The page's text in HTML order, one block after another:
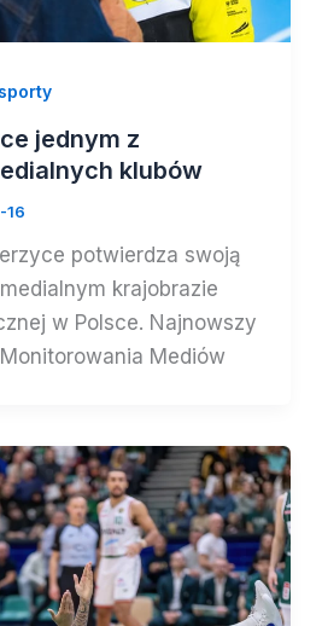
jednym z
klubów
16
potwierdza swoją
krajobrazie
w Polsce. Najnowszy
Mediów